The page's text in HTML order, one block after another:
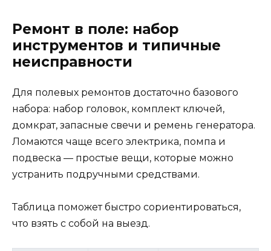
Ремонт в поле: набор
инструментов и типичные
неисправности
Для полевых ремонтов достаточно базового
набора: набор головок, комплект ключей,
домкрат, запасные свечи и ремень генератора.
Ломаются чаще всего электрика, помпа и
подвеска — простые вещи, которые можно
устранить подручными средствами.
Таблица поможет быстро сориентироваться,
что взять с собой на выезд.